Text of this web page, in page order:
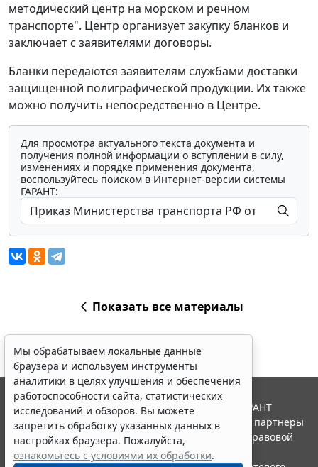
методический центр на морском и речном
транспорте". Центр организует закупку бланков и
заключает с заявителями договоры.
Бланки передаются заявителям службами доставки
защищенной полиграфической продукции. Их также
можно получить непосредственно в Центре.
Для просмотра актуального текста документа и
получения полной информации о вступлении в силу,
изменениях и порядке применения документа,
воспользуйтесь поиском в Интернет-версии системы
ГАРАНТ:
Показать все материалы
Мы обрабатываем локальные данные
браузера и используем инструменты
аналитики в целях улучшения и обеспечения
работоспособности сайта, статистических
исследований и обзоров. Вы можете
запретить обработку указанных данных в
настройках браузера. Пожалуйста,
ознакомьтесь с условиями их обработки.
© ООО "НПП "ГАРАНТ-СЕРВИС", 2026. Система ГАРАНТ
выпускается с 1990 года. Компания "Гарант" и ее партнеры
являются участниками Российской ассоциации правовой
информации ГАРАНТ.